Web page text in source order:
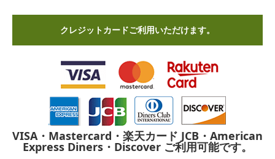
クレジットカードご利用いただけます。
VISA・Mastercard・楽天カード JCB・American
Express Diners・Discover ご利用可能です。